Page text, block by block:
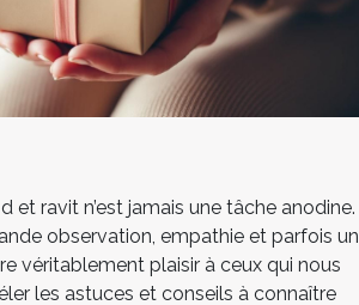
et ravit n’est jamais une tâche anodine.
observation, empathie et parfois un
véritablement plaisir à ceux qui nous
les astuces et conseils à connaître